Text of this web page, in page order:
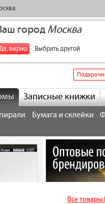
город Москва
верно Выбрать другой
Записные книжки
Бумага и склейки
Все